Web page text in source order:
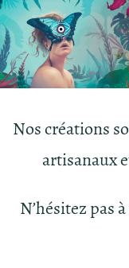
Nos créations
artisanaux
N’hésitez pas